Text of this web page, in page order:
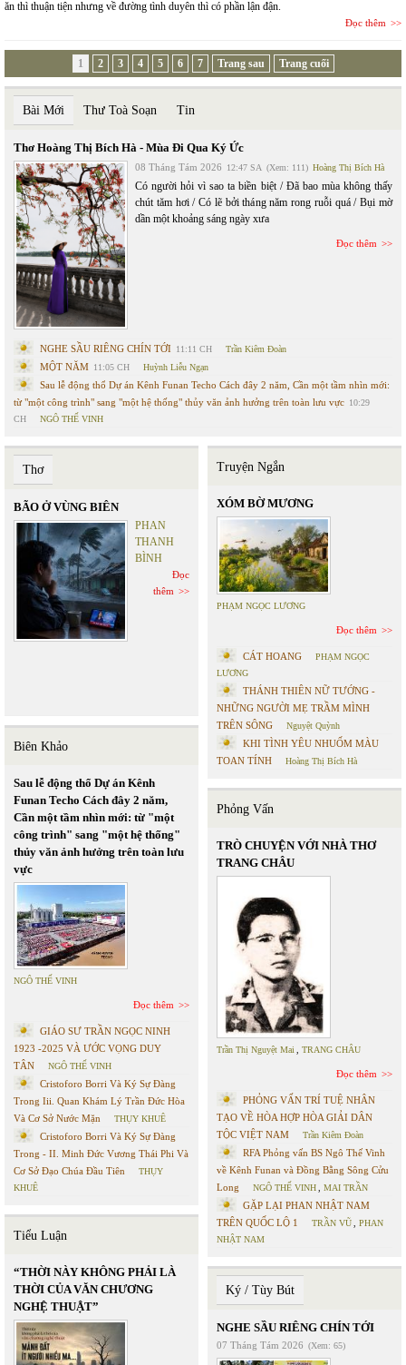
ăn thì thuận tiện nhưng về đường tình duyên thì có phần lận đận.
Đọc thêm
1 2 3 4 5 6 7 Trang sau Trang cuối
Bài Mới Thư Toà Soạn Tin
Thơ Hoàng Thị Bích Hà - Mùa Đi Qua Ký Ức
08 Tháng Tám 2026 12:47 SA (Xem: 111) Hoàng Thị Bích Hà
Có người hỏi vì sao ta biền biệt / Đã bao mùa không thấy
chút tăm hơi / Có lẽ bởi tháng năm rong ruỗi quá / Bụi mờ
dần một khoảng sáng ngày xưa
Đọc thêm
NGHE SẦU RIÊNG CHÍN TỚI 11:11 CH Trần Kiêm Đoàn
MỘT NĂM 11:05 CH Huỳnh Liễu Ngạn
Sau lễ động thổ Dự án Kênh Funan Techo Cách đây 2 năm, Cần một tầm nhìn mới:
từ "một công trình" sang "một hệ thống" thủy văn ảnh hưởng trên toàn lưu vực 10:29
CH
NGÔ THẾ VINH
Thơ
BÃO Ở VÙNG BIÊN
PHAN
THANH
BÌNH
Đọc
thêm
Biên Khảo
Sau lễ động thổ Dự án Kênh
Funan Techo Cách đây 2 năm,
Cần một tầm nhìn mới: từ "một
công trình" sang "một hệ thống"
thủy văn ảnh hưởng trên toàn lưu
vực
NGÔ THẾ VINH
Đọc thêm
GIÁO SƯ TRẦN NGỌC NINH
1923 -2025 VÀ ƯỚC VỌNG DUY
TÂN
NGÔ THẾ VINH
Cristoforo Borri Và Ký Sự Đàng
Trong Iii. Quan Khám Lý Trần Đức Hòa
Và Cơ Sở Nước Mặn
THỤY KHUÊ
Cristoforo Borri Và Ký Sự Đàng
Trong - II. Minh Đức Vương Thái Phi Và
Cơ Sở Đạo Chúa Đầu Tiên
THỤY
KHUÊ
Tiểu Luận
“THỜI NÀY KHÔNG PHẢI LÀ
THỜI CỦA VĂN CHƯƠNG
NGHỆ THUẬT”
Truyện Ngắn
XÓM BỜ MƯƠNG
PHẠM NGỌC LƯƠNG
Đọc thêm
CÁT HOANG
PHẠM NGỌC
LƯƠNG
THÁNH THIÊN NỮ TƯỚNG -
NHỮNG NGƯỜI MẸ TRẦM MÌNH
TRÊN SÔNG
Nguyệt Quỳnh
KHI TÌNH YÊU NHUỐM MÀU
TOAN TÍNH
Hoàng Thị Bích Hà
Phỏng Vấn
TRÒ CHUYỆN VỚI NHÀ THƠ
TRANG CHÂU
Trần Thị Nguyệt Mai, TRANG CHÂU
Đọc thêm
PHỎNG VẤN TRÍ TUỆ NHÂN
TẠO VỀ HÒA HỢP HÒA GIẢI DÂN
TỘC VIỆT NAM
Trần Kiêm Đoàn
RFA Phỏng vấn BS Ngô Thế Vinh
về Kênh Funan và Đồng Bằng Sông Cửu
Long
NGÔ THẾ VINH, MAI TRẦN
GẶP LẠI PHAN NHẬT NAM
TRÊN QUỐC LỘ 1
TRẦN VŨ, PHAN
NHẬT NAM
Ký / Tùy Bút
NGHE SẦU RIÊNG CHÍN TỚI
07 Tháng Tám 2026 (Xem: 65)